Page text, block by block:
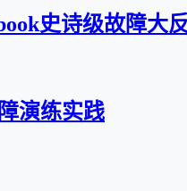
史诗级故障大
演练实践